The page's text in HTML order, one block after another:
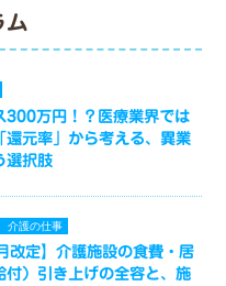
ム
300万円！？医療業界では
還元率」から考える、異業
選択肢
介護の仕事
改定】介護施設の食費・居
付）引き上げの全容と、施